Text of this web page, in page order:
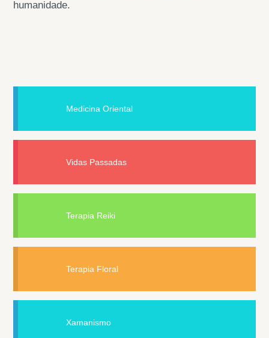
humanidade.
Medicina Oriental
Vidas Passadas
Terapia Reiki
Terapia Floral
Xamanismo